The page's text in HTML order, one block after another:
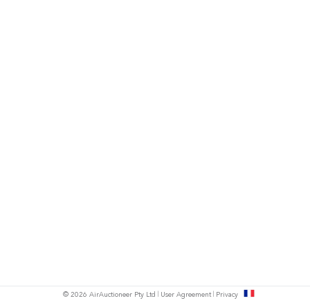
© 2026 AirAuctioneer Pty Ltd User Agreement Privacy